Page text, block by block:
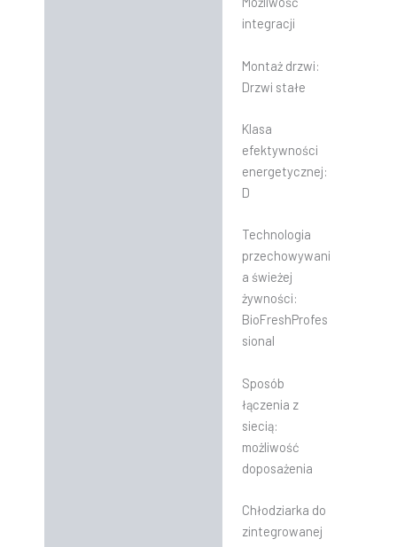
integracji
Montaż drzwi:
Drzwi stałe
Klasa
efektywności
energetycznej:
D
Technologia
przechowywani
a świeżej
żywności:
BioFreshProfes
sional
Sposób
łączenia z
siecią:
możliwość
doposażenia
Chłodziarka do
zintegrowanej